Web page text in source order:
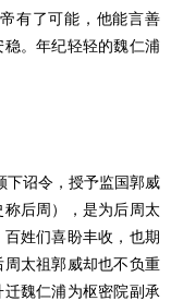
有了可能，他能言善
。年纪轻轻的魏仁浦
下诏令，授予监国郭威
后周），是为后周太
姓们喜盼丰收，也期
太祖郭威却也不负重
魏仁浦为枢密院副承